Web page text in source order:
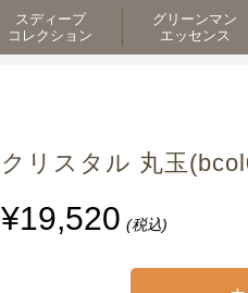
スディープ
コレクション
グリーンマン
エッセンス
クリスタル 丸玉
¥19,520 (税込)